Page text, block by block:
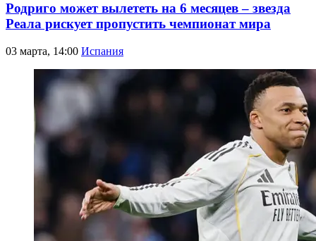
Родриго может вылететь на 6 месяцев – звезда
Реала рискует пропустить чемпионат мира
03 марта, 14:00 Испания